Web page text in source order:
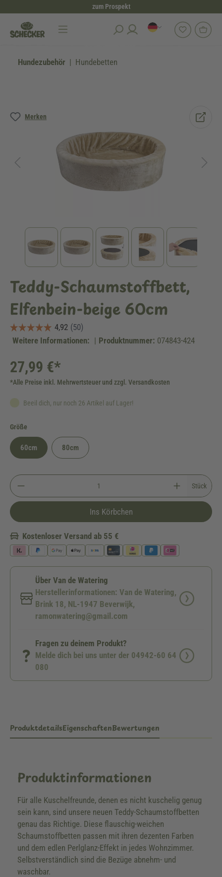
zum Prospekt
Hundezubehör Hundebetten
Merken
Bildergalerie überspringen
Teddy-Schaumstoffbett,
Elfenbein-beige 60cm
Weitere Informationen: | Produktnummer: 074843-424
27,99 €*
*Alle Preise inkl. Mehrwertsteuer und zzgl. Versandkosten
Beeil dich, nur noch 26 Artikel auf Lager!
Größe
60cm 80cm
Stück
Ins Körbchen
Kostenloser Versand ab 55 €
Über Van de Watering
Herstellerinformationen: Van de Watering,
Brink 18, NL-1947 Beverwijk,
ramonwatering@gmail.com
Fragen zu deinem Produkt?
Melde dich bei uns unter der 04942-60 64
080
ProduktdetailsEigenschaftenBewertungen
Produktinformationen
Für alle Kuschelfreunde, denen es nicht kuschelig genug
sein kann, sind unsere neuen Teddy-Schaumstoffbetten
genau das Richtige. Diese flauschig-weichen
Schaumstoffbetten passen mit ihren dezenten Farben
und dem edlen Perlglanz-Effekt in jedes Wohnzimmer.
Selbstverständlich sind die Bezüge abnehm- und
waschbar.